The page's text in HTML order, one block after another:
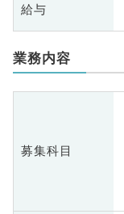
給与
業務内容
募集科目